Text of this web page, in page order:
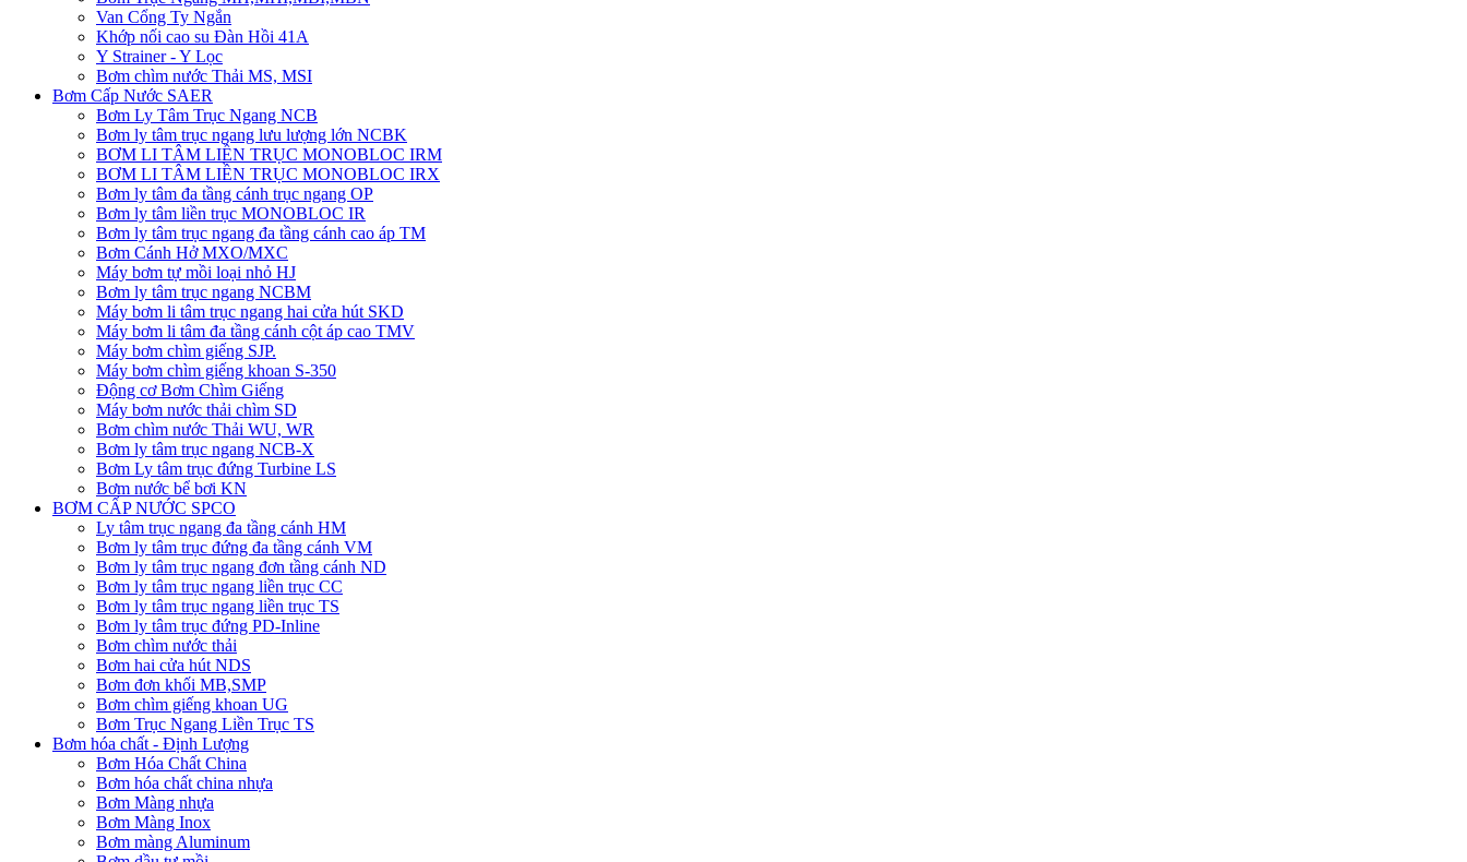
Van Cổng Ty Ngắn
Khớp nối cao su Đàn Hồi 41A
Y Strainer - Y Lọc
Bơm chìm nước Thải MS, MSI
Bơm Cấp Nước SAER
Bơm Ly Tâm Trục Ngang NCB
Bơm ly tâm trục ngang lưu lượng lớn NCBK
BƠM LI TÂM LIỀN TRỤC MONOBLOC IRM
BƠM LI TÂM LIỀN TRỤC MONOBLOC IRX
Bơm ly tâm đa tầng cánh trục ngang OP
Bơm ly tâm liền trục MONOBLOC IR
Bơm ly tâm trục ngang đa tầng cánh cao áp TM
Bơm Cánh Hở MXO/MXC
Máy bơm tự mồi loại nhỏ HJ
Bơm ly tâm trục ngang NCBM
Máy bơm li tâm trục ngang hai cửa hút SKD
​Máy bơm li tâm đa tầng cánh cột áp cao TMV
Máy bơm chìm giếng SJP.
Máy bơm chìm giếng khoan S-350
Động cơ Bơm Chìm Giếng
​Máy bơm nước thải chìm SD
Bơm chìm nước Thải WU, WR
Bơm ly tâm trục ngang NCB-X
Bơm Ly tâm trục đứng Turbine LS
Bơm nước bể bơi KN
BƠM CẤP NƯỚC SPCO
Ly tâm trục ngang đa tầng cánh HM
Bơm ly tâm trục đứng đa tầng cánh VM
Bơm ly tâm trục ngang đơn tầng cánh ND
Bơm ly tâm trục ngang liền trục CC
Bơm ly tâm trục ngang liền trục TS
Bơm ly tâm trục đứng PD-Inline
Bơm chìm nước thải
Bơm hai cửa hút NDS
Bơm đơn khối MB,SMP
Bơm chìm giếng khoan UG
Bơm Trục Ngang Liền Trục TS
Bơm hóa chất - Định Lượng
Bơm Hóa Chất China
Bơm hóa chất china nhựa
Bơm Màng nhựa
Bơm Màng Inox
Bơm màng Aluminum